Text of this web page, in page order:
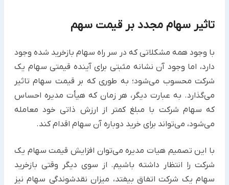
تاثیر سهام مجدد بر قیمت سهم
با وجود همه مشکلاتی که در سر راه سهام بازخرید شده وجود
دارد، اما وجود آن نشانه مثبتی برای آینده قیمتی سهام یک
شرکت محسوب می‌شود؛ به طوری که بر قیمت سهام تاثیر
می‌گذارد. به عبارت دیگر، هر زمان که هیأت مدیره احساس
که سهام شرکت با مبلغ کمتر از ارزش ذاتی خود معامله
می‌شود، می‌تواند برای خرید دوباره آن سهام اقدام کند.
با این تصمیم هیات مدیره می‌توان افزایش قیمت سهام یک
شرکت را انتظار داشته باشیم. از سوی دیگر وقتی بازخرید
سهام یک شرکت اتفاق بیفتد، میزان نقدشوندگی سهام نیز